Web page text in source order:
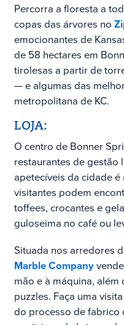
Percorra a floresta a
copas das árvores no
emocionantes de
de 58 hectares em
tirolesas a partir de
— e algumas das
metropolitana de KC.
LOJA:
O centro de Bonner
restaurantes de gestão
apetecíveis da cidade é
visitantes podem
toffees, crocantes e
guloseima no café ou
Situada nos arredores
Marble Company
mão e à máquina,
puzzles. Faça uma
do processo de fabrico